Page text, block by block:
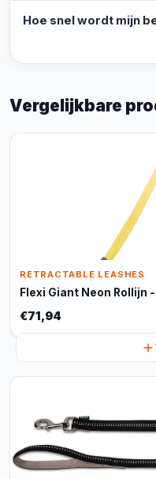
Hoe snel wordt mijn
Vergelijkbare
RETRACTABLE LEASHES
Flexi Giant Neon Rollijn
€71,94